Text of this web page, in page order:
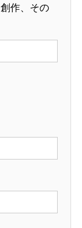
作、その